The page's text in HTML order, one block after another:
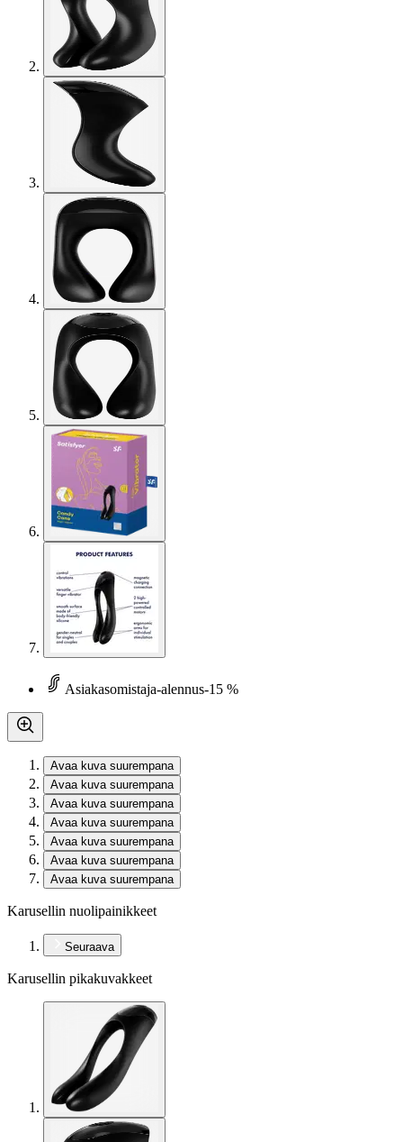
Asiakasomistaja-alennus-15 %
Avaa kuva suurempana
Avaa kuva suurempana
Avaa kuva suurempana
Avaa kuva suurempana
Avaa kuva suurempana
Avaa kuva suurempana
Avaa kuva suurempana
Karusellin nuolipainikkeet
Seuraava
Karusellin pikakuvakkeet